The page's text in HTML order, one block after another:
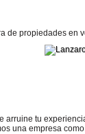
propiedades en
arruine tu
una empresa como